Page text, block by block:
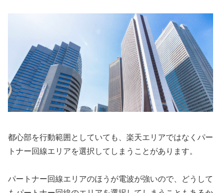
都心部を行動範囲としていても、楽天エリアではなくパー
トナー回線エリアを選択してしまうことがあります。
パートナー回線エリアのほうが電波が強いので、どうして